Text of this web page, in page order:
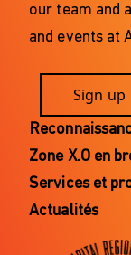
our team and
and events at
Sign up
Zone X.O en
Services et
Actualités